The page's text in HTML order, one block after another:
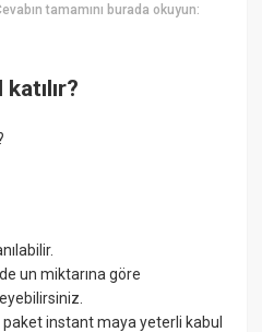
tamamını burada okuyun:
un miktarına göre
paket instant maya yeterli kabul